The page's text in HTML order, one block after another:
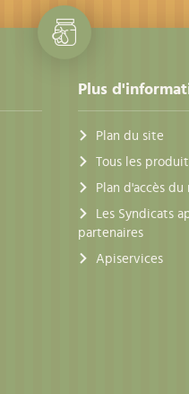
Plus
Plan du site
Tous les
Plan d'accès du
Les Syndicats
partenaires
Apiservices